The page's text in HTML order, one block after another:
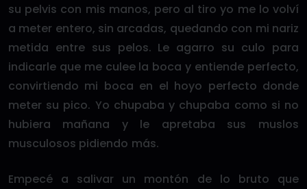
su pelvis con mis manos, pero al tiro yo me lo volví
a meter entero, sin arcadas, quedando con mi nariz
metida entre sus pelos. Le agarro su culo para
indicarle que me culee la boca y entiende perfecto,
convirtiendo mi boca en el hoyo perfecto donde
meter su pico. Yo chupaba y chupaba como si no
hubiera mañana y le apretaba sus muslos
musculosos pidiendo más.
Empecé a salivar un montón de lo bruto que